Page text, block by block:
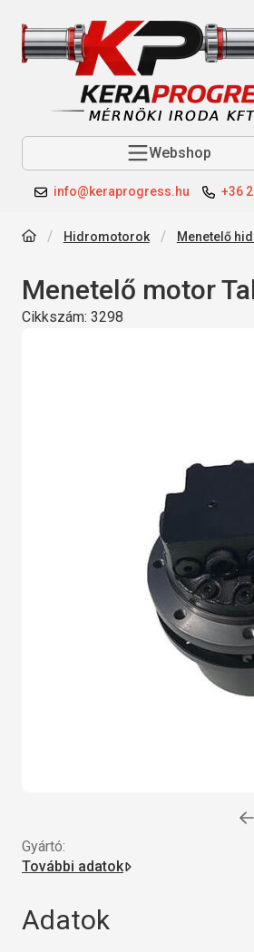
Webshop
info@keraprogress.hu +36
Hidromotorok Menetelő
Menetelő motor
Cikkszám: 3298
Gyártó:
További adatok
Adatok